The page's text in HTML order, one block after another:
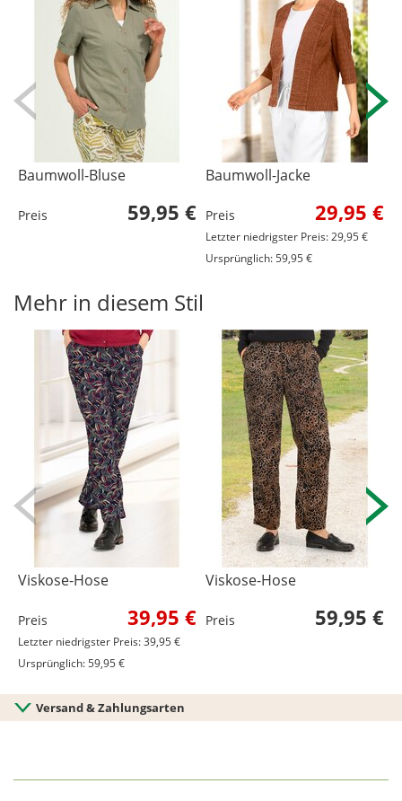
Baumwoll-Bluse
Preis 59,95 €
Baumwoll-Jacke
Preis 29,95 €
Letzter niedrigster Preis: 29,95 €
Ursprünglich: 59,95 €
Mehr in diesem Stil
Viskose-Hose
Preis 39,95 €
Letzter niedrigster Preis: 39,95 €
Ursprünglich: 59,95 €
Viskose-Hose
Preis 59,95 €
Versand & Zahlungsarten